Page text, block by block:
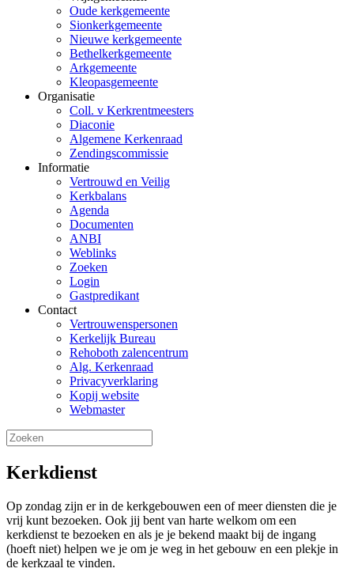
Oude kerkgemeente
Sionkerkgemeente
Nieuwe kerkgemeente
Bethelkerkgemeente
Arkgemeente
Kleopasgemeente
Organisatie
Coll. v Kerkrentmeesters
Diaconie
Algemene Kerkenraad
Zendingscommissie
Informatie
Vertrouwd en Veilig
Kerkbalans
Agenda
Documenten
ANBI
Weblinks
Zoeken
Login
Gastpredikant
Contact
Vertrouwenspersonen
Kerkelijk Bureau
Rehoboth zalencentrum
Alg. Kerkenraad
Privacyverklaring
Kopij website
Webmaster
Kerkdienst
Op zondag zijn er in de kerkgebouwen een of meer diensten die je
vrij kunt bezoeken. Ook jij bent van harte welkom om een
kerkdienst te bezoeken en als je je bekend maakt bij de ingang
(hoeft niet) helpen we je om je weg in het gebouw en een plekje in
de kerkzaal te vinden.